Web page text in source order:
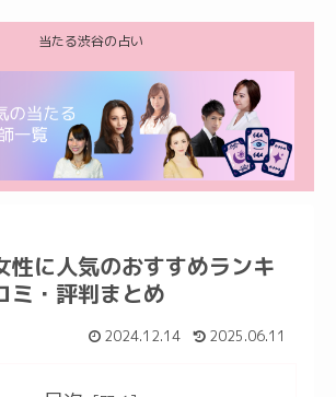
当たる渋谷の占い
性に人気のおすすめランキ
ミ・評判まとめ
2024.12.14 2025.06.11